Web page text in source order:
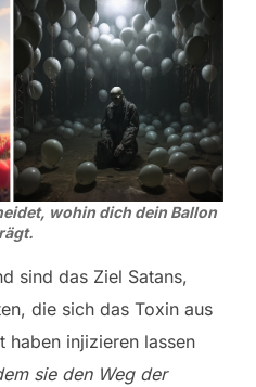
wohin dich dein Ballon
sind das Ziel Satans,
die sich das Toxin aus
haben injizieren lassen
sie den Weg der